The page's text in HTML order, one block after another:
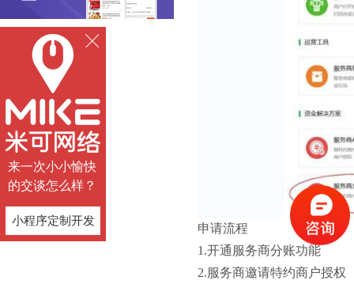
申请流程
1.开通服务商分账功能
2.服务商邀请特约商户授权
来一次小小愉快
的交谈怎么样？
小程序定制开发